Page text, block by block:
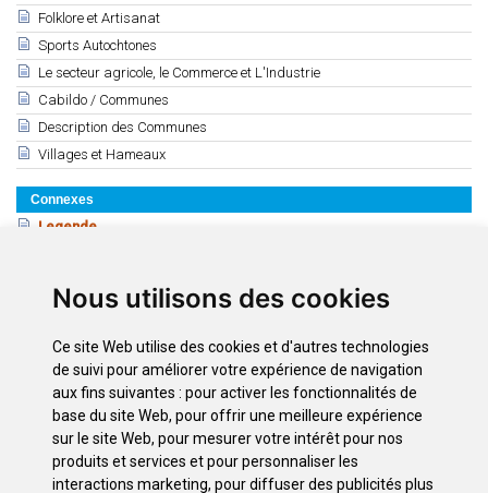
Nous utilisons des cookies
Ce site Web utilise des cookies et d'autres technologies
de suivi pour améliorer votre expérience de navigation
aux fins suivantes : pour activer les fonctionnalités de
base du site Web, pour offrir une meilleure expérience
sur le site Web, pour mesurer votre intérêt pour nos
produits et services et pour personnaliser les
interactions marketing, pour diffuser des publicités plus
Folklore et Artisanat
Sports Autochtones
Le secteur agricole, le Commerce et L'Industrie
Cabildo / Communes
Description des Communes
Villages et Hameaux
Connexes
Legende
L´epoque Contemporaine
Chronologie : XVIIIe et XIXe Siecle
Chronologie du XXe - XXI siecle
Le blason de Tenerife
Le Drapeau de Ténérife